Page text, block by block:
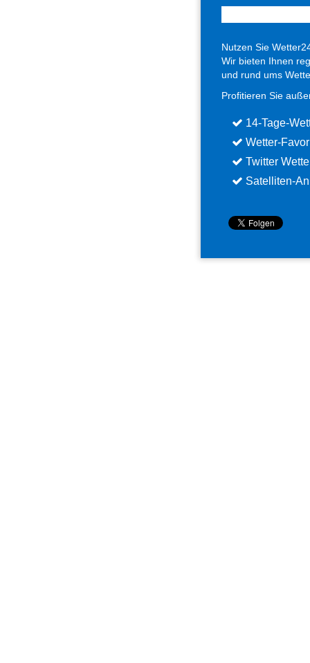
Nutzen Sie
Wir bieten Ihnen
und rund ums
Profitieren Sie
14-Tage-
Wetter-
Twitter
Satelliten-